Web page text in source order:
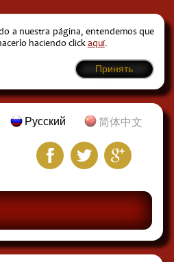
a nuestra página, entendemos que
haciendo clickaquí.
Принять
Русский 简体中文